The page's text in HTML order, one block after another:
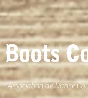
Boots
Association de Danse